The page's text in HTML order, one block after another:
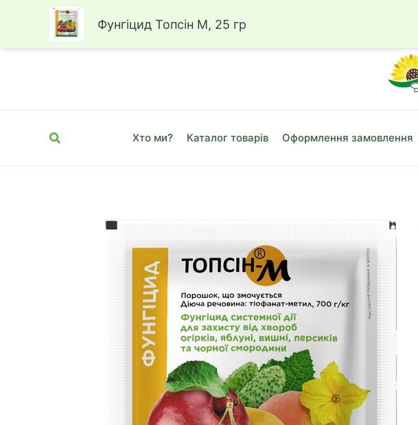
Перейти
Пошук Хто ми? Каталог товарів Оформлення замовлення
Фунгіцид Топсін М, 25 гр